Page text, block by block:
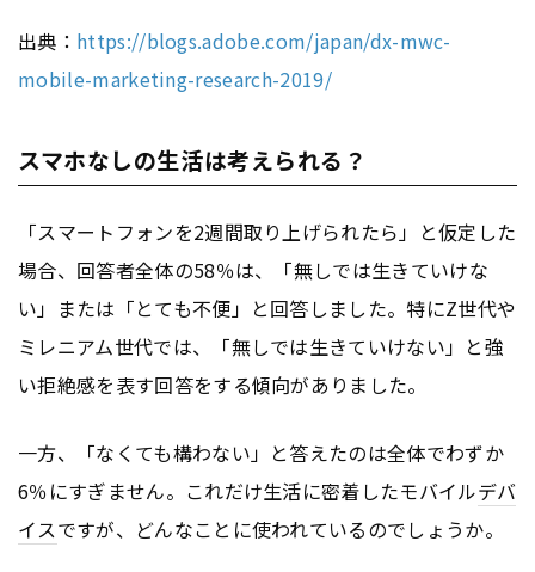
出典： https://blogs.adobe.com/japan/dx-mwc-
mobile-marketing-research-2019/
スマホなしの生活は考えられる？
「スマートフォンを2週間取り上げられたら」と仮定した
場合、回答者全体の58％は、「無しでは生きていけな
い」または「とても不便」と回答しました。特にZ世代や
ミレニアム世代では、「無しでは生きていけない」と強
い拒絶感を表す回答をする傾向がありました。
一方、「なくても構わない」と答えたのは全体でわずか
6％にすぎません。これだけ生活に密着したモバイルデバ
イスですが、どんなことに使われているのでしょうか。